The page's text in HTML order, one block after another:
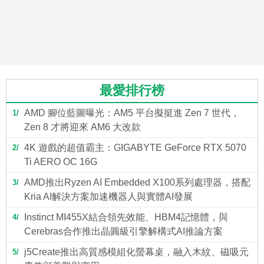
最愛排行榜
1
AMD 腳位藍圖曝光：AM5 平台擬挺進 Zen 7 世代，
Zen 8 才將迎來 AM6 大改款
2
4K 遊戲的超值霸主：GIGABYTE GeForce RTX 5070
Ti AERO OC 16G
3
AMD推出Ryzen AI Embedded X100系列處理器，搭配
Kria AI解決方案加速機器人與實體AI發展
4
Instinct MI455X結合領先效能、HBM4記憶體，與
Cerebras合作推出晶圓級引擎解構式AI推論方案
5
j5Create推出高質感模組化螢幕桌，融入木紋、磁吸元